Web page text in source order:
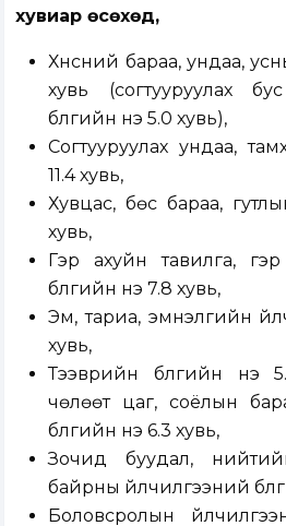
хувиар өсөхөд,
Хүнсний бараа, ундаа,
хувь (согтууруулах
бүлгийн үнэ 5.0 хувь),
Согтууруулах ундаа,
11.4 хувь,
Хувцас, бөс бараа,
хувь,
Гэр ахуйн тавилга,
бүлгийн үнэ 7.8 хувь,
Эм, тариа, эмнэлгийн
хувь,
Тээврийн бүлгийн үнэ
чөлөөт цаг, соёлын
бүлгийн үнэ 6.3 хувь,
Зочид буудал,
байрны үйлчилгээний
Боловсролын